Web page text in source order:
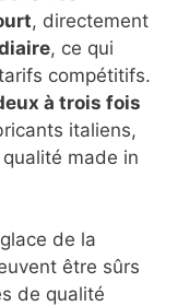
, directement
, ce qui
compétitifs.
à trois fois
italiens,
made in
de la
être sûrs
de qualité